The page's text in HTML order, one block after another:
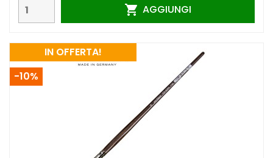
 AGGIUNGI
IN OFFERTA!
-10%